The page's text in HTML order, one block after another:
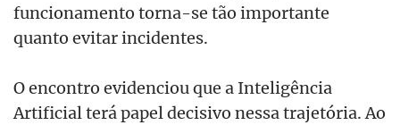
funcionamento torna-se tão importante
quanto evitar incidentes.
O encontro evidenciou que a Inteligência
Artificial terá papel decisivo nessa trajetória. Ao